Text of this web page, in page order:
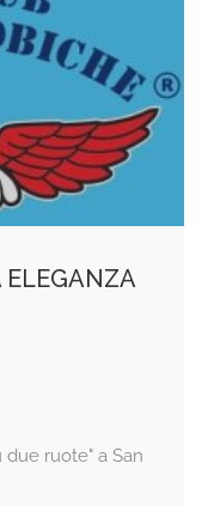
ELEGANZA
due ruote" a San